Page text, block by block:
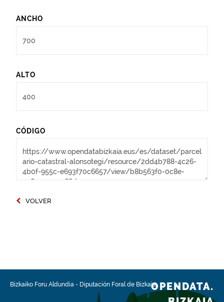
ANCHO
ALTO
CÓDIGO
VOLVER
Bizkaiko Foru Aldundia - Diputación Foral de BizkaiaOPENDATA.